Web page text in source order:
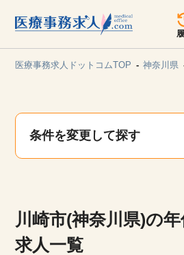
見学会・イベント情報
医療事務求人ドットコムTOP 神奈川県
条件を変更して探す
川崎市(神奈川県)の
求人一覧
所在地のエリアを選択してく
各支店担当よりご連絡させていただきま
関東
甲信越・北陸